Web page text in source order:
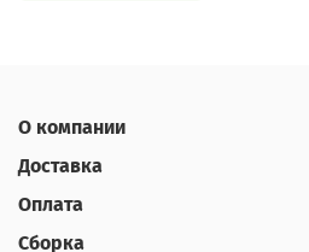
О компании
Доставка
Оплата
Сборка